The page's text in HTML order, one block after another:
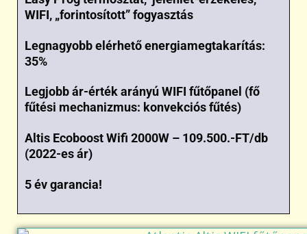
WIFI, „forintosított” fogyasztás
Legnagyobb elérhető energiamegtakarítás:
35%
Legjobb ár-érték arányú WIFI fűtőpanel (fő
fűtési mechanizmus: konvekciós fűtés)
Altis Ecoboost Wifi 2000W – 109.500.-FT/db
(2022-es ár)
5 év garancia!